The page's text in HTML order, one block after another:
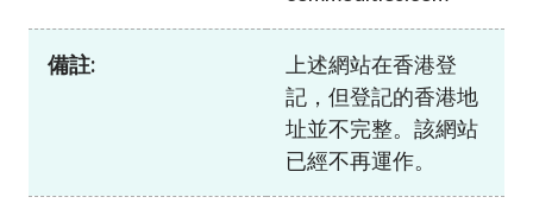
備註:
上述網站在香港登
記，但登記的香港地
址並不完整。該網站
已經不再運作。